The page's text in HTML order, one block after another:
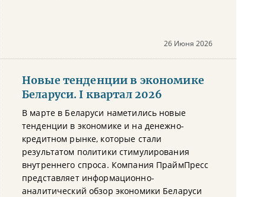
26 Июня 2026
Новые тенденции в экономике
Беларуси. I квартал 2026
В марте в Беларуси наметились новые
тенденции в экономике и на денежно-
кредитном рынке, которые стали
результатом политики стимулирования
внутреннего спроса. Компания ПраймПресс
представляет информационно-
аналитический обзор экономики Беларуси